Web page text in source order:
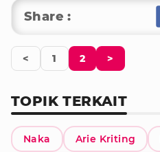
Share :
< 1 2 >
TOPIK TERKAIT
Naka Arie Kriting